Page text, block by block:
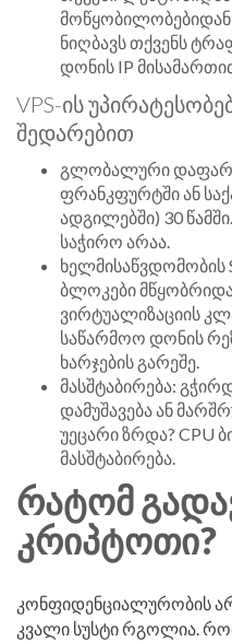
მოწყობილობებიდან
ნიღბავს თქვენს
დონის IP
VPS-ის
შედარებით
გლობალური
ფრანკფურტში ან
ადგილებში) 30
საჭირო არაა.
ხელმისაწვდომობის
ბლოკები
ვირტუალიზაციის
საწარმოო დონის
ხარჯების გარეშე.
მასშტაბირება:
დამუშავება ან
უეცარი ზრდა? CPU
მასშტაბირება.
ᲠᲐᲢᲝᲛ
ᲙᲠᲘᲞᲢᲝᲗᲘ?
კონფიდენციალურობის
კვალი სუსტი რგოლია.